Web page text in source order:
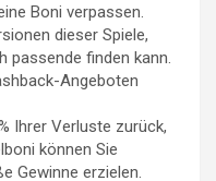
Boni verpassen.
dieser Spiele,
passende finden kann.
Angeboten
Ihrer Verluste zurück,
können Sie
Gewinne erzielen.